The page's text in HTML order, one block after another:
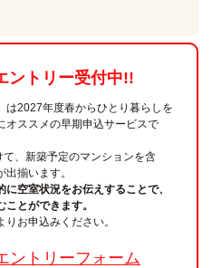
ントリー受付中!!
は2027年度春からひとり暮らしを
オススメの早期申込サービスで
、新築予定のマンションを含
揃います。
空室状況をお伝えすることで、
とができます。
お申込みください。
ントリーフォーム